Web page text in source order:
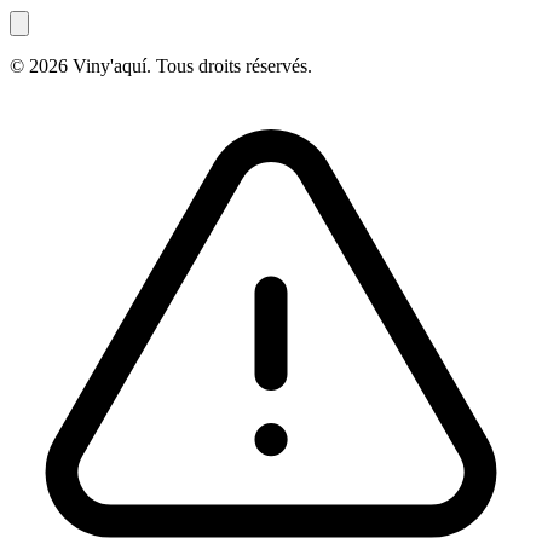
© 2026 Viny'aquí. Tous droits réservés.